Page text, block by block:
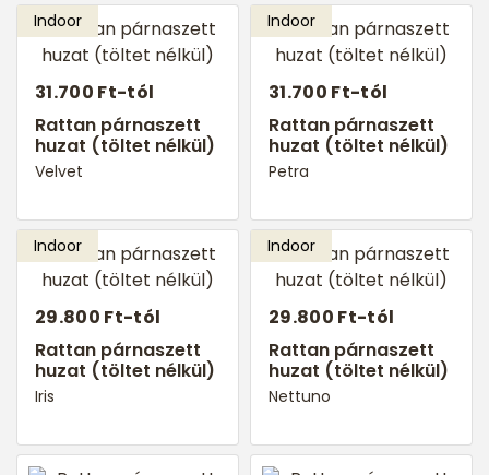
31.700 Ft-tól
Rattan párnaszett
huzat (töltet nélkül)
Velvet
31.700 Ft-tól
Rattan párnaszett
huzat (töltet nélkül)
Petra
29.800 Ft-tól
Rattan párnaszett
huzat (töltet nélkül)
Iris
29.800 Ft-tól
Rattan párnaszett
huzat (töltet nélkül)
Nettuno